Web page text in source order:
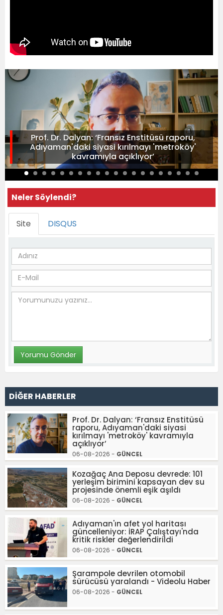
Prof. Dr. Dalyan: ‘Fransız Enstitüsü raporu,
Adıyaman'daki siyasi kırılmayı 'metroköy'
kavramıyla açıklıyor’
Neler Söylendi?
Site DISQUS
DİĞER HABERLER
Prof. Dr. Dalyan: ‘Fransız Enstitüsü
raporu, Adıyaman'daki siyasi
kırılmayı 'metroköy' kavramıyla
açıklıyor’
06-08-2026 - GÜNCEL
Kozağaç Ana Deposu devrede: 101
yerleşim birimini kapsayan dev su
projesinde önemli eşik aşıldı
06-08-2026 - GÜNCEL
Adıyaman'ın afet yol haritası
güncelleniyor: İRAP Çalıştayı'nda
kritik riskler değerlendirildi
06-08-2026 - GÜNCEL
Şarampole devrilen otomobil
sürücüsü yaralandı - Videolu Haber
06-08-2026 - GÜNCEL